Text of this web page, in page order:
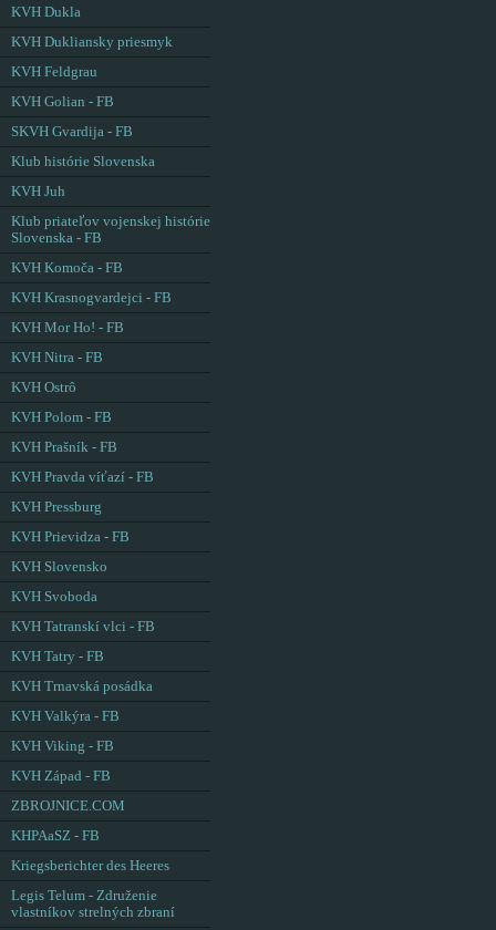
KVH Dukla
KVH Dukliansky priesmyk
KVH Feldgrau
KVH Golian - FB
SKVH Gvardija - FB
Klub histórie Slovenska
KVH Juh
Klub priateľov vojenskej histórie
Slovenska - FB
KVH Komoča - FB
KVH Krasnogvardejci - FB
KVH Mor Ho! - FB
KVH Nitra - FB
KVH Ostrô
KVH Polom - FB
KVH Prašník - FB
KVH Pravda víťazí - FB
KVH Pressburg
KVH Prievidza - FB
KVH Slovensko
KVH Svoboda
KVH Tatranskí vlci - FB
KVH Tatry - FB
KVH Trnavská posádka
KVH Valkýra - FB
KVH Viking - FB
KVH Západ - FB
ZBROJNICE.COM
KHPAaSZ - FB
Kriegsberichter des Heeres
Legis Telum - Združenie
vlastníkov strelných zbraní